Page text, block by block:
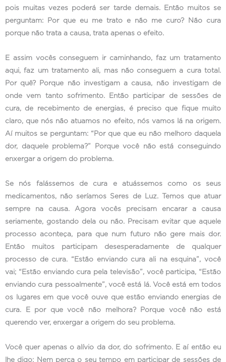
pois muitas vezes poderá ser tarde demais. Então muitos se
perguntam: Por que eu me trato e não me curo? Não cura
porque não trata a causa, trata apenas o efeito.
E assim vocês conseguem ir caminhando, faz um tratamento
aqui, faz um tratamento ali, mas não conseguem a cura total.
Por quê? Porque não investigam a causa, não investigam de
onde vem tanto sofrimento. Então participar de sessões de
cura, de recebimento de energias, é preciso que fique muito
claro, que nós não atuamos no efeito, nós vamos lá na origem.
Aí muitos se perguntam: “Por que que eu não melhoro daquela
dor, daquele problema?” Porque você não está conseguindo
enxergar a origem do problema.
Se nós falássemos de cura e atuássemos como os seus
medicamentos, não seríamos Seres de Luz. Temos que atuar
sempre na causa. Agora vocês precisam encarar a causa
seriamente, gostando dela ou não. Precisam evitar que aquele
processo aconteça, para que num futuro não gere mais dor.
Então muitos participam desesperadamente de qualquer
processo de cura. “Estão enviando cura ali na esquina”, você
vai; “Estão enviando cura pela televisão”, você participa, “Estão
enviando cura pessoalmente”, você está lá. Você está em todos
os lugares em que você ouve que estão enviando energias de
cura. E por que você não melhora? Porque você não está
querendo ver, enxergar a origem do seu problema.
Você quer apenas o alívio da dor, do sofrimento. E aí então eu
lhe digo: Nem perca o seu tempo em participar de sessões de